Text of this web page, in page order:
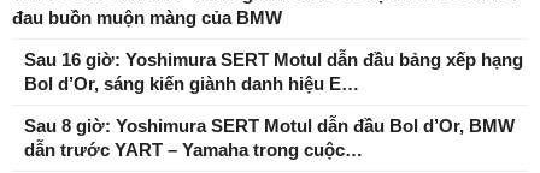
đau buồn muộn màng của BMW
Sau 16 giờ: Yoshimura SERT Motul dẫn đầu bảng xếp hạng
Bol d’Or, sáng kiến ​​giành danh hiệu E…
Sau 8 giờ: Yoshimura SERT Motul dẫn đầu Bol d’Or, BMW
dẫn trước YART – Yamaha trong cuộc…